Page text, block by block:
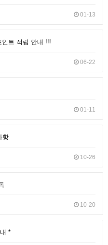
01-13
인트 적립 안내 !!!
06-22
01-11
항
10-26
10-20
*